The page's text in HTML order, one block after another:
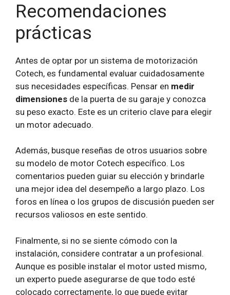
Recomendaciones
prácticas
Antes de optar por un sistema de motorización
Cotech, es fundamental evaluar cuidadosamente
sus necesidades específicas. Pensar en medir
dimensiones de la puerta de su garaje y conozca
su peso exacto. Este es un criterio clave para elegir
un motor adecuado.
Además, busque reseñas de otros usuarios sobre
su modelo de motor Cotech específico. Los
comentarios pueden guiar su elección y brindarle
una mejor idea del desempeño a largo plazo. Los
foros en línea o los grupos de discusión pueden ser
recursos valiosos en este sentido.
Finalmente, si no se siente cómodo con la
instalación, considere contratar a un profesional.
Aunque es posible instalar el motor usted mismo,
un experto puede asegurarse de que todo esté
colocado correctamente, lo que puede evitar